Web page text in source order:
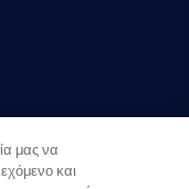
μας να
και